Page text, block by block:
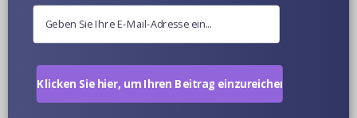
Vorsicht
TPE-Fleckenentfernungscremes sind auf Ölbasis und
werden.Klicken Sie hier, um Ihren Beitrag einzureichen.